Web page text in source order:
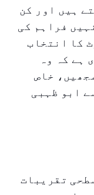
ہیں اور کن
فراہم کی
کا انتخاب
ہے کہ وہ
خاص
ابو ظہبی
تقریبات